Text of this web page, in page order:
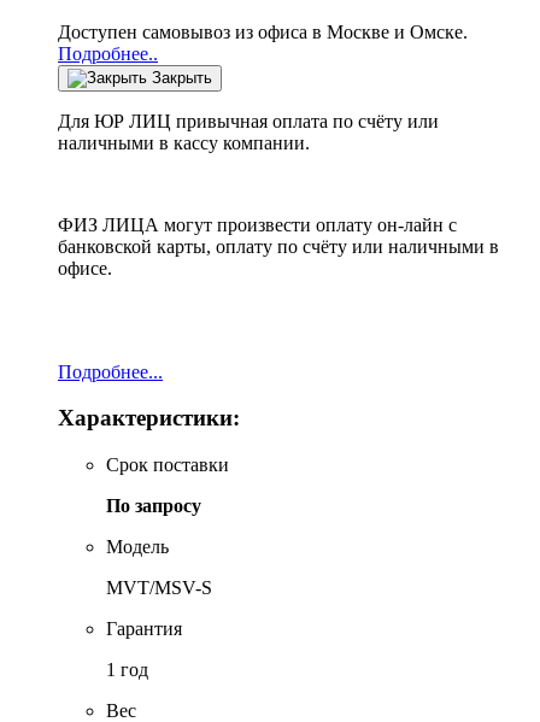
Доступен самовывоз из офиса в Москве и Омске.
Подробнее..
Закрыть
Для ЮР ЛИЦ привычная оплата по счёту или
наличными в кассу компании.
ФИЗ ЛИЦА могут произвести оплату он-лайн с
банковской карты, оплату по счёту или наличными в
офисе.
Подробнее...
Характеристики:
Срок поставки
По запросу
Модель
MVT/MSV-S
Гарантия
1 год
Вес